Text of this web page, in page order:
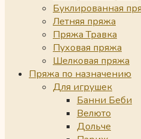
Буклированная
Летняя пряжа
Пряжа Травка
Пуховая пряжа
Шелковая пряжа
Пряжа по назначению
Для игрушек
Банни Беби
Велюто
Дольче